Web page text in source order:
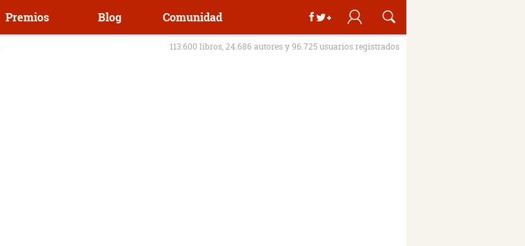
Premios Blog Comunidad
113.600 libros, 24.686 autores y 96.725 usuarios registrados